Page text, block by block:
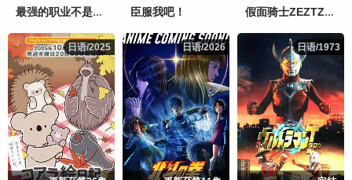
最强的职业不是勇者也不是贤者好像是鉴定士(伪)的样子? 臣服我吧！ 假面骑士ZEZTZ日语
日语/2025
日语/2025 日语/2026
日语/2026 日语/1973
日语/1973